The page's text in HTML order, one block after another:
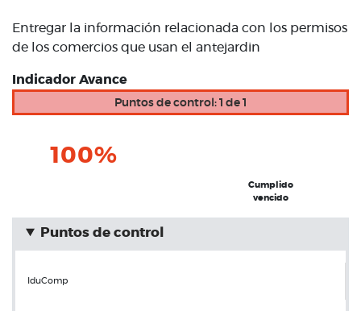
Entregar la información relacionada con los permisos
de los comercios que usan el antejardin
Indicador Avance
Puntos de control: 1 de 1
100%
Cumplido
vencido
Puntos de control
IduComp